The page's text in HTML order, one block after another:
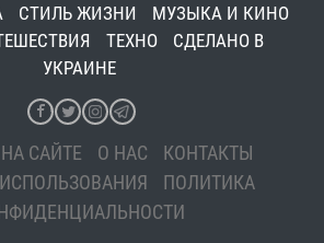
СТИЛЬ ЖИЗНИ
МУЗЫКА И КИНО
ТЕХНО
СДЕЛАНО В
УКРАИНЕ
САЙТЕ О НАС
КОНТАКТЫ
ПОЛИТИКА